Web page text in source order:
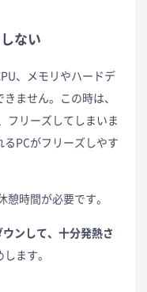
ない
、メモリやハードデ
ません。この時は、
フリーズしてしまいま
PCがフリーズしやす
時間が必要です。
ンして、十分発熱さ
ます。